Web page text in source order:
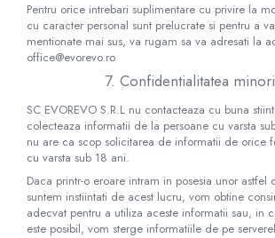
Pentru orice intrebari suplimentare cu privire la
cu caracter personal sunt prelucrate si pentru a
mentionate mai sus, va rugam sa va adresati la
office@evorevo.ro
7. Confidentialitatea
SC​ ​EVOREVO​ ​S.R.L nu contacteaza cu buna
colecteaza informatii de la persoane cu varsta
nu are ca scop solicitarea de informatii de orice
cu varsta sub 18 ani.
Daca printr-o eroare intram in posesia unor astfel
suntem instiintati de acest lucru, vom obtine
adecvat pentru a utiliza aceste informatii sau, in
este posibil, vom sterge informatiile de pe